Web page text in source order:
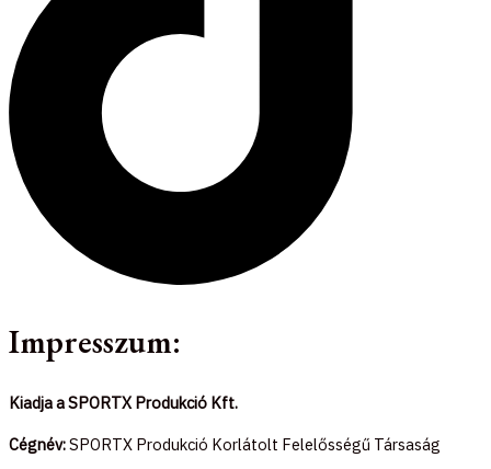
Impresszum:
Kiadja a SPORTX Produkció Kft.
Cégnév:SPORTX Produkció Korlátolt Felelősségű Társaság